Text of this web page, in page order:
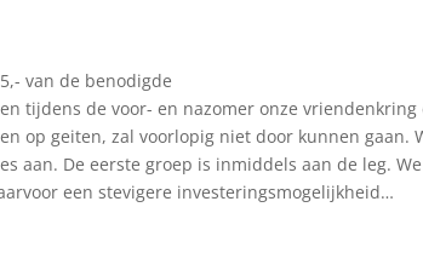
van de benodigde
tijdens de voor- en nazomer onze vriendenkring
op geiten, zal voorlopig niet door kunnen gaan.
aan. De eerste groep is inmiddels aan de leg. We
een stevigere investeringsmogelijkheid…